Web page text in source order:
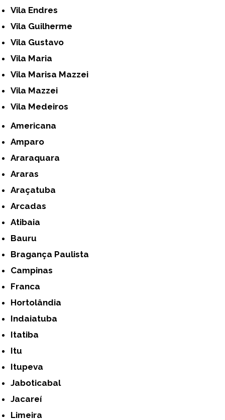
Vila Endres
Vila Guilherme
Vila Gustavo
Vila Maria
Vila Marisa Mazzei
Vila Mazzei
Vila Medeiros
Americana
Amparo
Araraquara
Araras
Araçatuba
Arcadas
Atibaia
Bauru
Bragança Paulista
Campinas
Franca
Hortolândia
Indaiatuba
Itatiba
Itu
Itupeva
Jaboticabal
Jacareí
Limeira